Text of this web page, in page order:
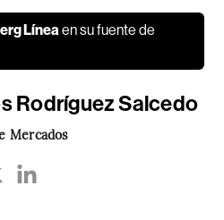
Línea en su fuente de
Rodríguez Salcedo
Mercados